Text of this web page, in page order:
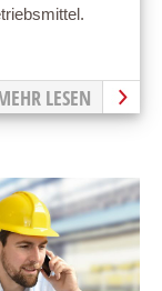
LESEN